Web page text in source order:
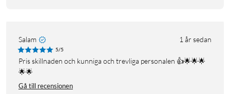
Salam 1 år sedan
5/5
Pris skillnaden och kunniga och trevliga personalen 👍🌟🌟🌟
🌟🌟
Gå till recensionen